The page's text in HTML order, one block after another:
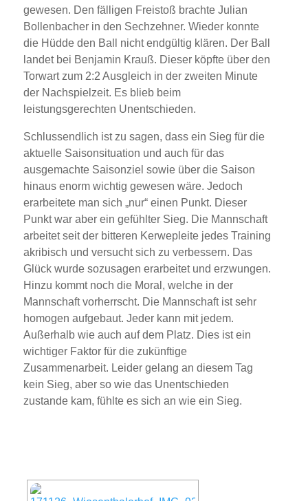
gewesen. Den fälligen Freistoß brachte Julian
Bollenbacher in den Sechzehner. Wieder konnte
die Hüdde den Ball nicht endgültig klären. Der Ball
landet bei Benjamin Krauß. Dieser köpfte über den
Torwart zum 2:2 Ausgleich in der zweiten Minute
der Nachspielzeit. Es blieb beim
leistungsgerechten Unentschieden.
Schlussendlich ist zu sagen, dass ein Sieg für die
aktuelle Saisonsituation und auch für das
ausgemachte Saisonziel sowie über die Saison
hinaus enorm wichtig gewesen wäre. Jedoch
erarbeitete man sich „nur“ einen Punkt. Dieser
Punkt war aber ein gefühlter Sieg. Die Mannschaft
arbeitet seit der bitteren Kerwepleite jedes Training
akribisch und versucht sich zu verbessern. Das
Glück wurde sozusagen erarbeitet und erzwungen.
Hinzu kommt noch die Moral, welche in der
Mannschaft vorherrscht. Die Mannschaft ist sehr
homogen aufgebaut. Jeder kann mit jedem.
Außerhalb wie auch auf dem Platz. Dies ist ein
wichtiger Faktor für die zukünftige
Zusammenarbeit. Leider gelang an diesem Tag
kein Sieg, aber so wie das Unentschieden
zustande kam, fühlte es sich an wie ein Sieg.